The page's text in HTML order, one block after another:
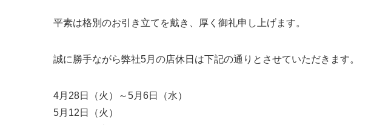
平素は格別のお引き立てを戴き、厚く御礼申し上げます。
誠に勝手ながら弊社5月の店休日は下記の通りとさせていただきます。
4月28日（火）～5月6日（水）
5月12日（火）